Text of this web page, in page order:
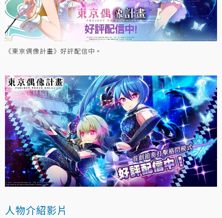
《東京偶像計畫》好評配信中。
人物介紹影片